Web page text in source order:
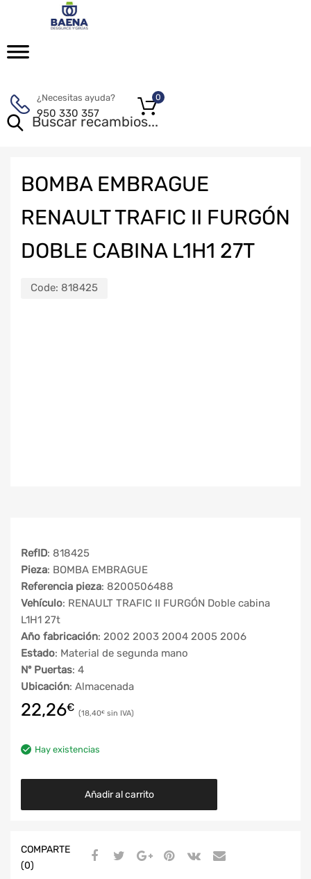
¿Necesitas ayuda?
950 330 357
0
BOMBA EMBRAGUE
RENAULT TRAFIC II FURGÓN
DOBLE CABINA L1H1 27T
Code: 818425
RefID: 818425
Pieza: BOMBA EMBRAGUE
Referencia pieza: 8200506488
Vehículo: RENAULT TRAFIC II FURGÓN Doble cabina
L1H1 27t
Año fabricación: 2002 2003 2004 2005 2006
Estado: Material de segunda mano
Nº Puertas: 4
Ubicación: Almacenada
22,26€ 18,40€
Hay existencias
Añadir al carrito
COMPARTE
(0)